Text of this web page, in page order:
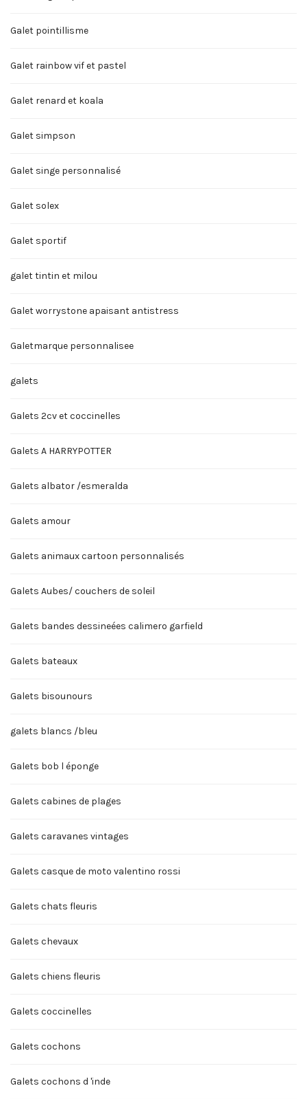
Galet pointillisme
Galet rainbow vif et pastel
Galet renard et koala
Galet simpson
Galet singe personnalisé
Galet solex
Galet sportif
galet tintin et milou
Galet worrystone apaisant antistress
Galetmarque personnalisee
galets
Galets 2cv et coccinelles
Galets A HARRYPOTTER
Galets albator /esmeralda
Galets amour
Galets animaux cartoon personnalisés
Galets Aubes/ couchers de soleil
Galets bandes dessineées calimero garfield
Galets bateaux
Galets bisounours
galets blancs /bleu
Galets bob l éponge
Galets cabines de plages
Galets caravanes vintages
Galets casque de moto valentino rossi
Galets chats fleuris
Galets chevaux
Galets chiens fleuris
Galets coccinelles
Galets cochons
Galets cochons d 'inde